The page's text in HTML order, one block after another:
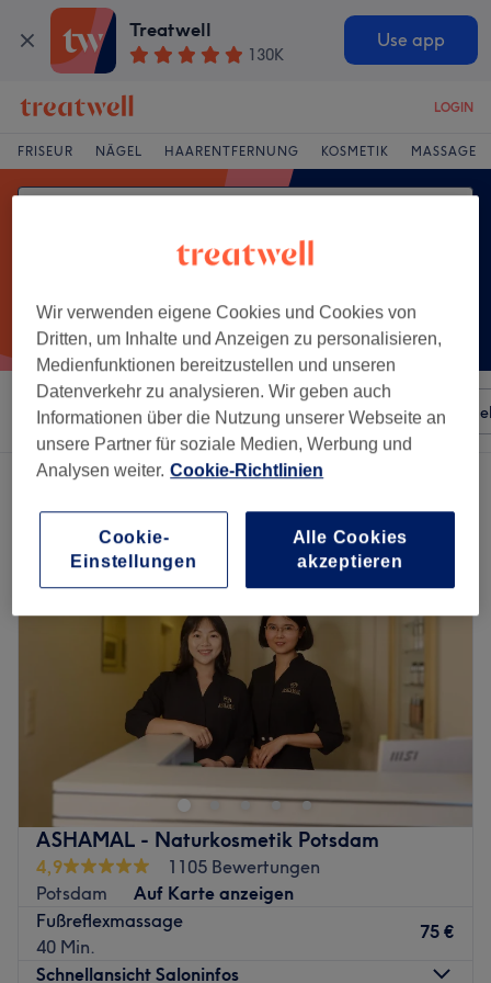
Treatwell
130K
Use app
LOGIN
FRISEUR NÄGEL HAARENTFERNUNG KOSMETIK MASSAGE
Sortieren nach Besonderheiten Salons
Ein Salon, der anbietet:
ASHAMAL - Naturkosmetik Potsdam
4,9
1105 Bewertungen
Potsdam
Auf Karte anzeigen
Fußreflexmassage
40 Min.
75 €
Schnellansicht Saloninfos
Wir verwenden eigene Cookies und Cookies von
Dritten, um Inhalte und Anzeigen zu personalisieren,
Medienfunktionen bereitzustellen und unseren
Datenverkehr zu analysieren. Wir geben auch
Informationen über die Nutzung unserer Webseite an
unsere Partner für soziale Medien, Werbung und
Analysen weiter. Cookie-Richtlinien
Cookie-
Einstellungen
Alle Cookies
akzeptieren